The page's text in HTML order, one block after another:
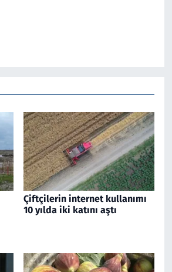
Çiftçilerin internet kullanımı
10 yılda iki katını aştı